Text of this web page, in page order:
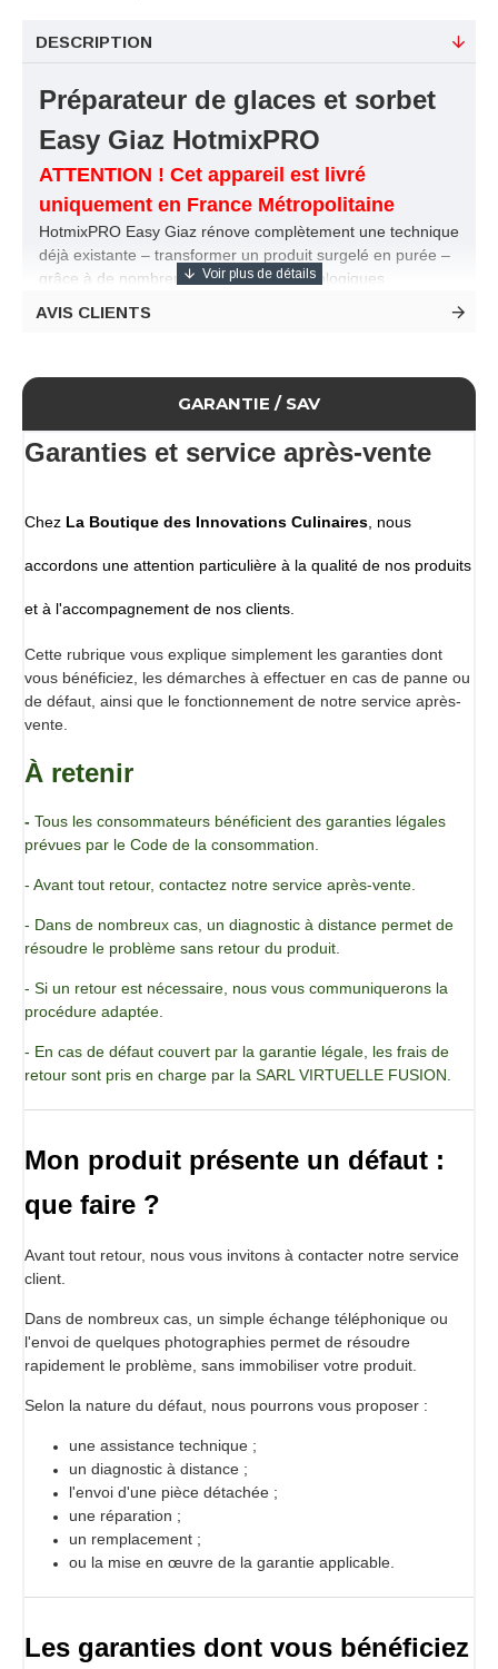
DESCRIPTION
Préparateur de glaces et sorbet
Easy Giaz HotmixPRO
ATTENTION ! Cet appareil est livré
uniquement en France Métropolitaine
HotmixPRO Easy Giaz rénove complètement une technique
déjà existante – transformer un produit surgelé en purée –
grâce à de nombreuses solutions technologiques
Il peut optimiser l'efficacité de n'importe quelle cuisine,
Une solution idéale pour la préparation instantanée de
avec un système de gestion et d'organisation parfait pour
toutes les recettes pouvant être congelées et stockées
puissance, de rapidité et de confort, HotmixPRO Easy Giaz
offre des performances inégalées par rapport à la
Descriptif
production rapide de glace, sorbets et autres produits
comestibles de différentes textures
Panneau de commande tactile concu pour une utilisation
intuitive
nettoyage rapide
être réalisées en 60 secondes
Verrouillage efficace du bol pour une sécurité accrue
Couteau broyeur mélangeur assurant une texture parfaite
des glaces et sorbets
Programme de nettoyage rapide à utiliser entre 2
traitements de préparations différentes
Flux d'air avec pression : 1,8bar. Possibilté de flux d'air
sans pression ou d'absence d'air
3500 tr/min
Bols inox capacité 1,3L , compatibles avec les autres
Accessoire couteau à double hélice pour aliments solides
en option
Caractéristiques
6 vitesses verticales différentes et 3 vitesses de rotation,
pour stimuler votre créativité et accélérer, si nécessaire, les
10 portions en seulement 60 secondes. Pour chaque
portion, il est possible de paramétrer jusqu'à 2 descentes,
même avec des réglages de vitesse différents pour la
Innovant
Connectez-le à Internet pour les mises à jour logicielles et
l'assistance à distance.
Précis
Il peut préparer des portions aussi petites que 20 g ou
aussi grandes que les 80 g plus traditionnels.
Il peut émulsionner à 1,8 bar, à pression normale ou avec
un flux d'air traversant la préparation ; cela permet
Rapide
AVIS CLIENTS
GARANTIE / SAV
Garanties et service après-vente
Chez La Boutique des Innovations Culinaires , nous
accordons une attention particulière à la qualité de nos produits
et à l'accompagnement de nos clients.
Cette rubrique vous explique simplement les garanties dont
vous bénéficiez, les démarches à effectuer en cas de panne ou
de défaut, ainsi que le fonctionnement de notre service après-
vente.
À retenir
- Tous les consommateurs bénéficient des garanties légales
prévues par le Code de la consommation.
- Avant tout retour, contactez notre service après-vente.
- Dans de nombreux cas, un diagnostic à distance permet de
résoudre le problème sans retour du produit.
- Si un retour est nécessaire, nous vous communiquerons la
procédure adaptée.
- En cas de défaut couvert par la garantie légale, les frais de
retour sont pris en charge par la SARL VIRTUELLE FUSION.
Mon produit présente un défaut :
que faire ?
Avant tout retour, nous vous invitons à contacter notre service
client.
Dans de nombreux cas, un simple échange téléphonique ou
l'envoi de quelques photographies permet de résoudre
rapidement le problème, sans immobiliser votre produit.
Selon la nature du défaut, nous pourrons vous proposer :
une assistance technique ;
un diagnostic à distance ;
l'envoi d'une pièce détachée ;
une réparation ;
un remplacement ;
ou la mise en œuvre de la garantie applicable.
Les garanties dont vous bénéficiez